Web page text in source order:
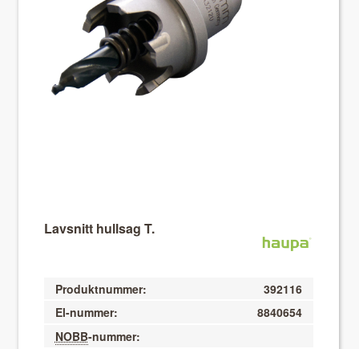
About VIX
Lavsnitt hullsag T.
Produktnummer:
392116
El-nummer:
8840654
NOBB-nummer: